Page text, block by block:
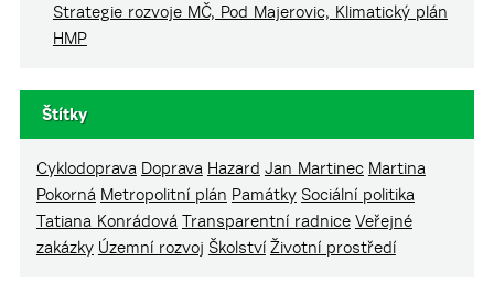
Strategie rozvoje MČ, Pod Majerovic, Klimatický plán
HMP
Štítky
Cyklodoprava Doprava Hazard Jan Martinec Martina
Pokorná Metropolitní plán Památky Sociální politika
Tatiana Konrádová Transparentní radnice Veřejné
zakázky Územní rozvoj Školství Životní prostředí